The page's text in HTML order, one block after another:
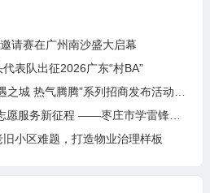
请赛在广州南沙盛大启幕
表队出征2026广东“村BA”
盛夏羊城，智启新程：“机遇之城 热气腾腾”系列招商发布活动之人工智能产业专场举行
赓续二十载雷锋薪火 启航志愿服务新征程 ——枣庄市学雷锋志愿者联合会隆重举行揭牌仪式
小区难题，打造物业治理样板